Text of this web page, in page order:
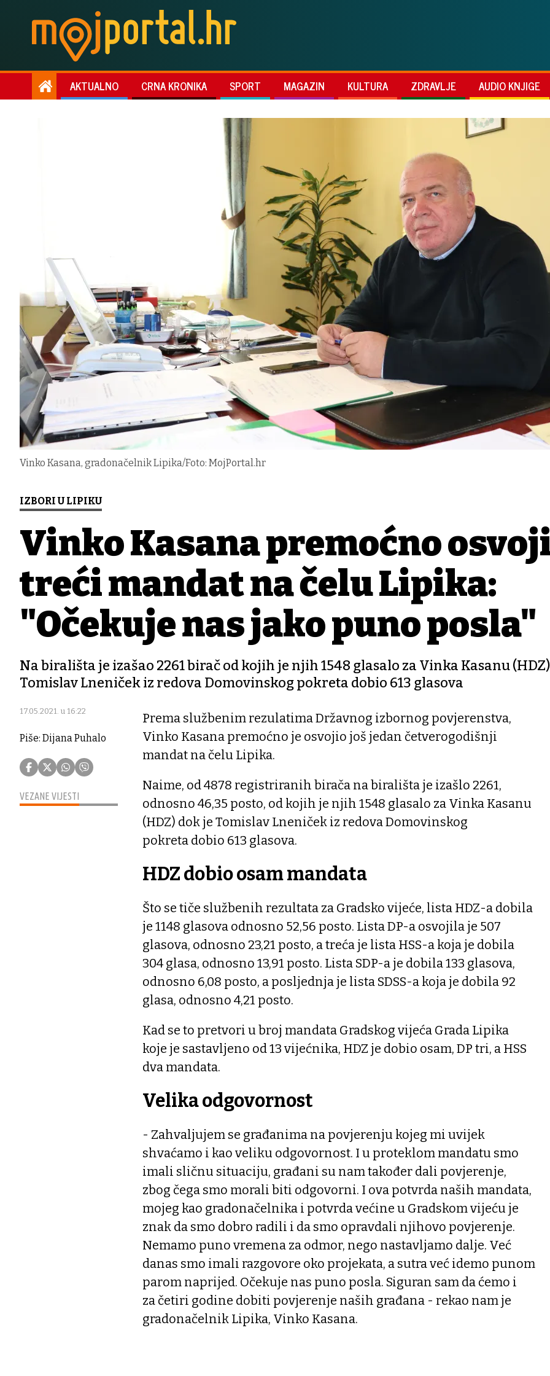
AKTUALNO CRNA KRONIKA SPORT MAGAZIN KULTURA ZDRAVLJE AUDIO KNJIGE
Vinko Kasana, gradonačelnik Lipika/Foto: MojPortal.hr
IZBORI U LIPIKU
Vinko Kasana premoćno
treći mandat na čelu Lipika:
"Očekuje nas jako puno posla"
Na birališta je izašao 2261 birač od kojih je njih 1548 glasalo za Vinka Kasanu
Tomislav Lneniček iz redova Domovinskog pokreta dobio 613 glasova
17.05.2021. u 16:22
Piše: Dijana Puhalo
VEZANE VIJESTI
Prema službenim rezulatima Državnog izbornog povjerenstva,
Vinko Kasana premoćno je osvojio još jedan četverogodišnji
mandat na čelu Lipika.
Naime, od 4878 registriranih birača na birališta je izašlo 2261,
odnosno 46,35 posto, od kojih je njih 1548 glasalo za Vinka Kasanu
(HDZ) dok je Tomislav Lneniček iz redova Domovinskog
pokreta dobio 613 glasova.
HDZ dobio osam mandata
Što se tiče službenih rezultata za Gradsko vijeće, lista HDZ-a dobila
je 1148 glasova odnosno 52,56 posto. Lista DP-a osvojila je 507
glasova, odnosno 23,21 posto, a treća je lista HSS-a koja je dobila
304 glasa, odnosno 13,91 posto. Lista SDP-a je dobila 133 glasova,
odnosno 6,08 posto, a posljednja je lista SDSS-a koja je dobila 92
glasa, odnosno 4,21 posto.
Kad se to pretvori u broj mandata Gradskog vijeća Grada Lipika
koje je sastavljeno od 13 vijećnika, HDZ je dobio osam, DP tri, a HSS
dva mandata.
Velika odgovornost
- Zahvaljujem se građanima na povjerenju kojeg mi uvijek
shvaćamo i kao veliku odgovornost. I u proteklom mandatu smo
imali sličnu situaciju, građani su nam također dali povjerenje,
zbog čega smo morali biti odgovorni. I ova potvrda naših mandata,
mojeg kao gradonačelnika i potvrda većine u Gradskom vijeću je
znak da smo dobro radili i da smo opravdali njihovo povjerenje.
Nemamo puno vremena za odmor, nego nastavljamo dalje. Već
danas smo imali razgovore oko projekata, a sutra već idemo punom
parom naprijed. Očekuje nas puno posla. Siguran sam da ćemo i
za četiri godine dobiti povjerenje naših građana - rekao nam je
gradonačelnik Lipika, Vinko Kasana.